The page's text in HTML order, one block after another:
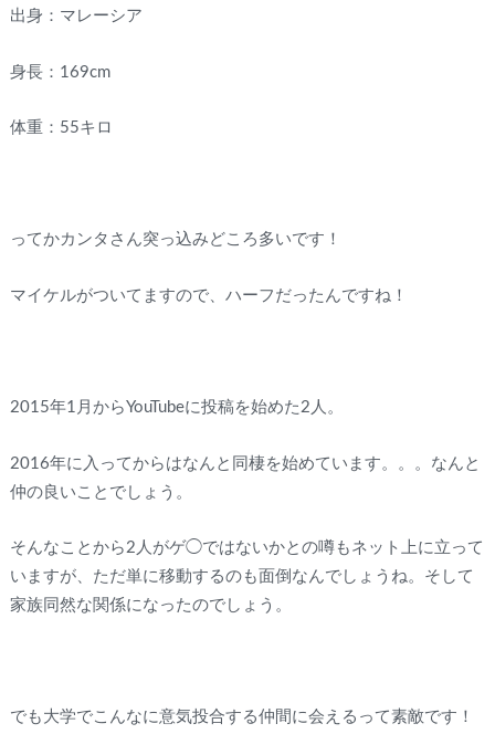
出身：マレーシア
身長：169cm
体重：55キロ
ってかカンタさん突っ込みどころ多いです！
マイケルがついてますので、ハーフだったんですね！
2015年1月からYouTubeに投稿を始めた2人。
2016年に入ってからはなんと同棲を始めています。。。なんと
仲の良いことでしょう。
そんなことから2人がゲ◯ではないかとの噂もネット上に立って
いますが、ただ単に移動するのも面倒なんでしょうね。そして
家族同然な関係になったのでしょう。
でも大学でこんなに意気投合する仲間に会えるって素敵です！